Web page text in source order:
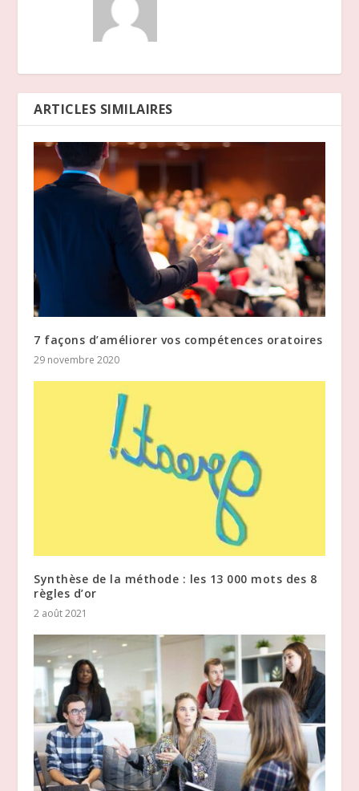
ARTICLES SIMILAIRES
7 façons d’améliorer vos compétences oratoires
29 novembre 2020
Synthèse de la méthode : les 13 000 mots des 8
règles d’or
2 août 2021